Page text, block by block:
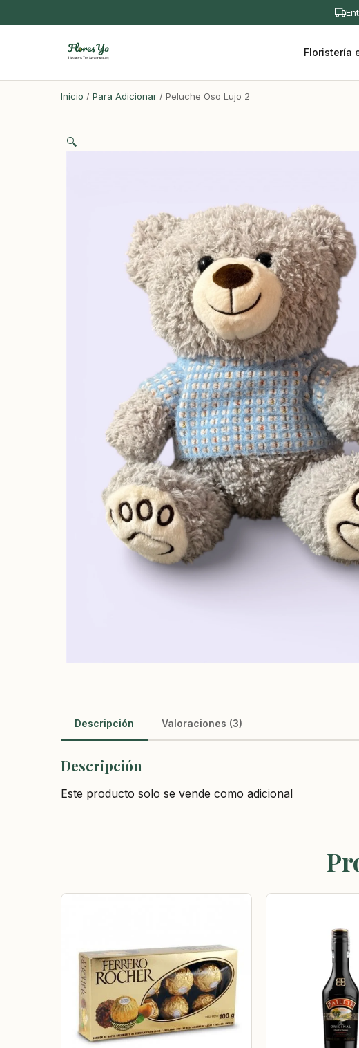
Floristería
Inicio / Para Adicionar / Peluche Oso Lujo 2
🔍
Descripción Valoraciones (3)
Descripción
Este producto solo se vende como adicional